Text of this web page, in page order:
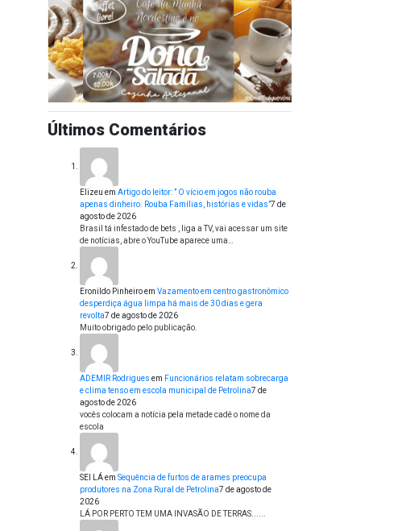
Últimos Comentários
Elizeu em Artigo do leitor: ” O vício em jogos não rouba
apenas dinheiro. Rouba Famílias, histórias e vidas”7 de
agosto de 2026
Brasil tá infestado de bets , liga a TV, vai acessar um site
de notícias, abre o YouTube aparece uma…
Eronildo Pinheiroem Vazamento em centro gastronômico
desperdiça água limpa há mais de 30 dias e gera
revolta7 de agosto de 2026
Muito obrigado pelo publicação.
ADEMIR Rodrigues em Funcionários relatam sobrecarga
e clima tenso em escola municipal de Petrolina7 de
agosto de 2026
vocês colocam a notícia pela metade cadê o nome da
escola
SEI LÁem Sequência de furtos de arames preocupa
produtores na Zona Rural de Petrolina7 de agosto de
2026
LÁ POR PERTO TEM UMA INVASÃO DE TERRAS......